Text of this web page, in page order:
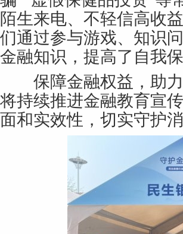
陌生来电、不轻信高收
们通过参与游戏、知识
金融知识，提高了自我
保障金融权益，助力
将持续推进金融教育宣
面和实效性，切实守护